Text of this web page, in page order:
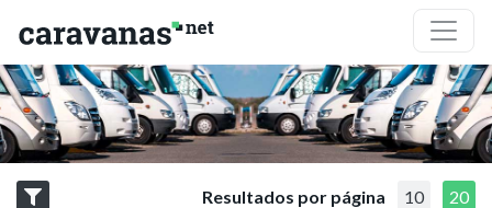
Resultados por página 10 20